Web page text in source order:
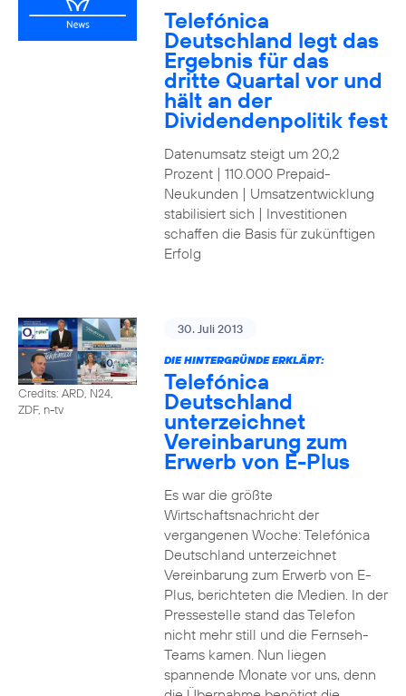
Telefónica
Deutschland legt das
Ergebnis für das
dritte Quartal vor und
hält an der
Dividendenpolitik fest
Datenumsatz steigt um 20,2
Prozent | 110.000 Prepaid-
Neukunden | Umsatzentwicklung
stabilisiert sich | Investitionen
schaffen die Basis für zukünftigen
Erfolg
Credits: ARD, N24,
ZDF, n-tv
30. Juli 2013
DIE HINTERGRÜNDE ERKLÄRT:
Telefónica
Deutschland
unterzeichnet
Vereinbarung zum
Erwerb von E-Plus
Es war die größte
Wirtschaftsnachricht der
vergangenen Woche: Telefónica
Deutschland unterzeichnet
Vereinbarung zum Erwerb von E-
Plus, berichteten die Medien. In der
Pressestelle stand das Telefon
nicht mehr still und die Fernseh-
Teams kamen. Nun liegen
spannende Monate vor uns, denn